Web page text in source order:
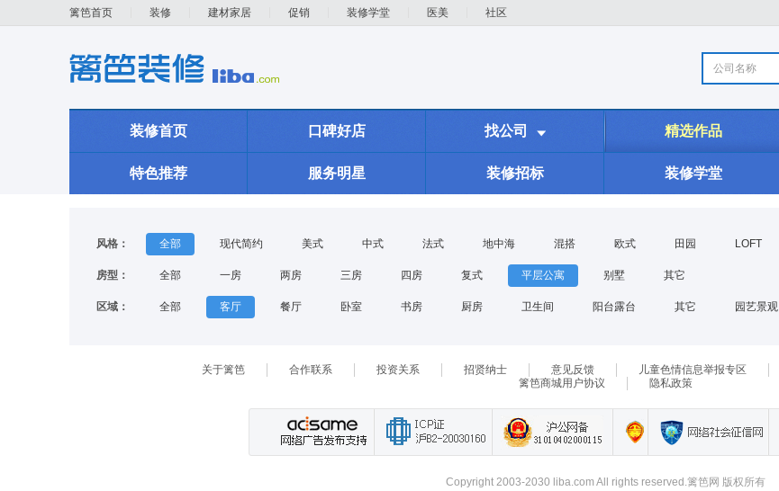
篱笆首页 装修 建材家居 促销 装修学堂 医美 社区
公司名称
装修首页 口碑好店 找公司  精选作品
特色推荐 服务明星 装修招标 装修学堂
风格： 全部 现代简约 美式 中式 法式 地中海 混搭 欧式 田园 LOFT
房型： 全部 一房 两房 三房 四房 复式 平层公寓 别墅 其它
区域： 全部 客厅 餐厅 卧室 书房 厨房 卫生间 阳台露台 其它 园艺景观
关于篱笆 合作联系 投资关系 招贤纳士 意见反馈 儿童色情信息举报专区
篱笆商城用户协议
隐私政策
Copyright 2003-2030 liba.com All rights reserved.篱笆网 版权所有